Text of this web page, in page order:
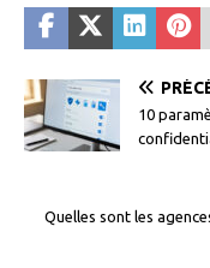
10
Quelles sont les